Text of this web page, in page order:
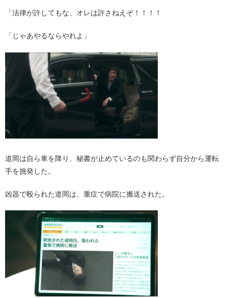
「法律が許してもな、オレは許さねえぞ！！！！
「じゃあやるならやれよ」
道岡は自ら車を降り、秘書が止めているのも関わらず自分から運転
手を挑発した。
凶器で殴られた道岡は、重症で病院に搬送された。